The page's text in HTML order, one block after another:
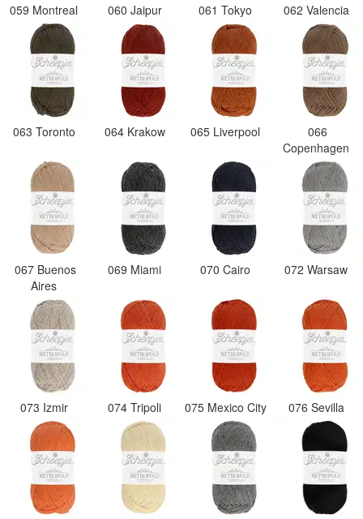
059 Montreal 060 Jaipur 061 Tokyo 062 Valencia
063 Toronto 064 Krakow 065 Liverpool
066
Copenhagen
067 Buenos
Aires
069 Miami 070 Cairo 072 Warsaw
073 Izmir 074 Tripoli 075 Mexico City 076 Sevilla